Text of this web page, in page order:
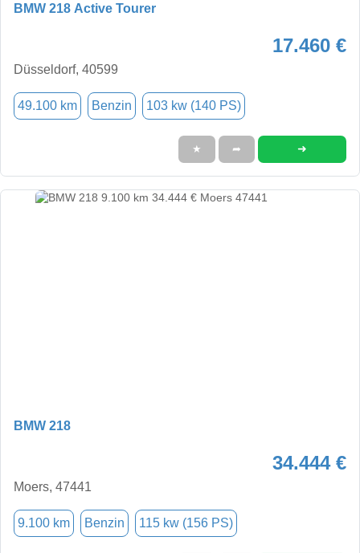
BMW 218 Active Tourer
17.460 €
Düsseldorf, 40599
49.100 km Benzin 103 kw (140 PS)
★ ➦ ➜
BMW 218
34.444 €
Moers, 47441
9.100 km Benzin 115 kw (156 PS)